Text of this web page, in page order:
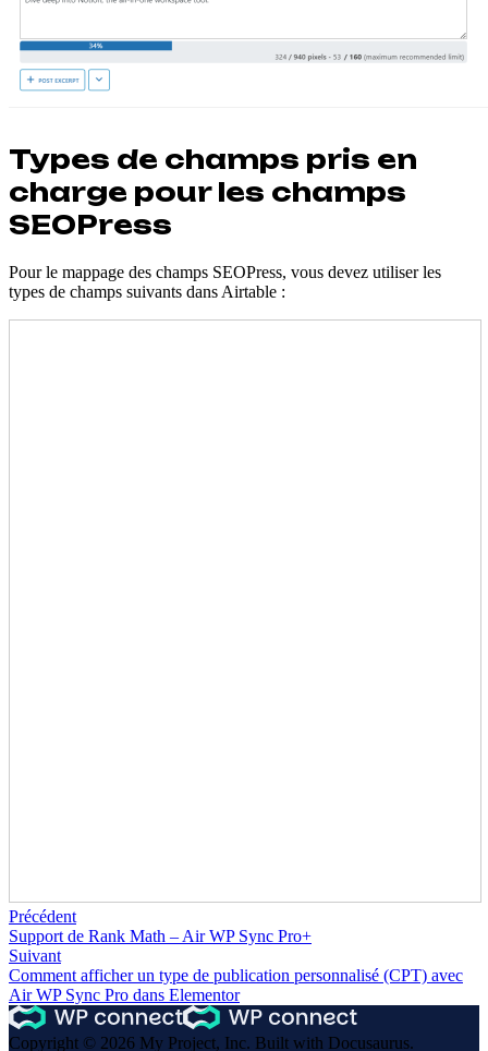
Types de champs pris en
charge pour les champs
SEOPress
Pour le mappage des champs SEOPress, vous devez utiliser les
types de champs suivants dans Airtable :
Précédent
Support de Rank Math – Air WP Sync Pro+
Suivant
Comment afficher un type de publication personnalisé (CPT) avec
Air WP Sync Pro dans Elementor
Copyright © 2026 My Project, Inc. Built with Docusaurus.